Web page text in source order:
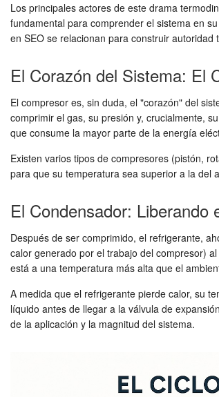
Los principales actores de este drama
fundamental para comprender el sistema en
en SEO se relacionan para construir
El Corazón del Sistema: El
El compresor es, sin duda, el "corazón" del
comprimir el gas, su presión y, crucialmente,
que consume la mayor parte de la energía
Existen varios tipos de compresores (pistón,
para que su temperatura sea superior a la del
El Condensador: Liberando
Después de ser comprimido, el refrigerante,
calor generado por el trabajo del compresor)
está a una temperatura más alta que el
A medida que el refrigerante pierde calor, su
líquido antes de llegar a la válvula de
de la aplicación y la magnitud del sistema.